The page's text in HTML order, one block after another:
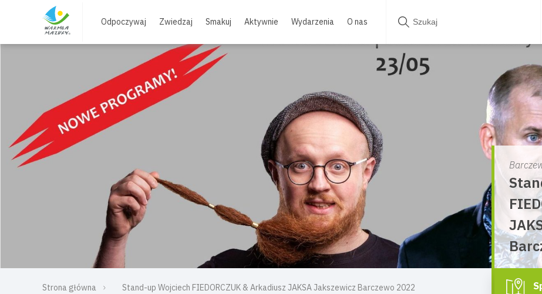
Odpoczywaj Zwiedzaj Smakuj Aktywnie Wydarzenia O nas
Strona główna Stand-up Wojciech FIEDORCZUK & Arkadiusz JAKSA Jakszewicz Barczewo 2022